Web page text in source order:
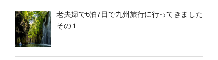
老夫婦で6泊7日で九州旅行に行ってきました
その１